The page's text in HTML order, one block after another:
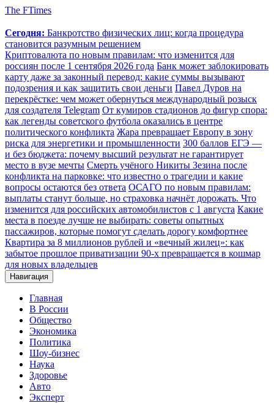
The FTimes
Сегодня: Банкротство физических лиц: когда процедура
становится разумным решением
Криптовалюта по новым правилам: что изменится для
россиян после 1 сентября 2026 года Банк может заблокировать
карту даже за законный перевод: какие суммы вызывают
подозрения и как защитить свои деньги Павел Дуров на
перекрёстке: чем может обернуться международный розыск
для создателя Telegram От кумиров стадионов до фигур спора:
как легенды советского футбола оказались в центре
политического конфликта Жара превращает Европу в зону
риска для энергетики и промышленности 300 баллов ЕГЭ —
и без бюджета: почему высший результат не гарантирует
место в вузе мечты Смерть учёного Никиты Зезина после
конфликта на парковке: что известно о трагедии и какие
вопросы остаются без ответа ОСАГО по новым правилам:
выплаты станут больше, но страховка начнёт дорожать. Что
изменится для российских автомобилистов с 1 августа Какие
места в поезде лучше не выбирать: советы опытных
пассажиров, которые помогут сделать дорогу комфортнее
Квартира за 8 миллионов рублей и «вечный жилец»: как
забытое прошлое приватизации 90-х превращается в кошмар
для новых владельцев
Навигация
Главная
В России
Общество
Экономика
Политика
Шоу-бизнес
Наука
Здоровье
Авто
Эксперт